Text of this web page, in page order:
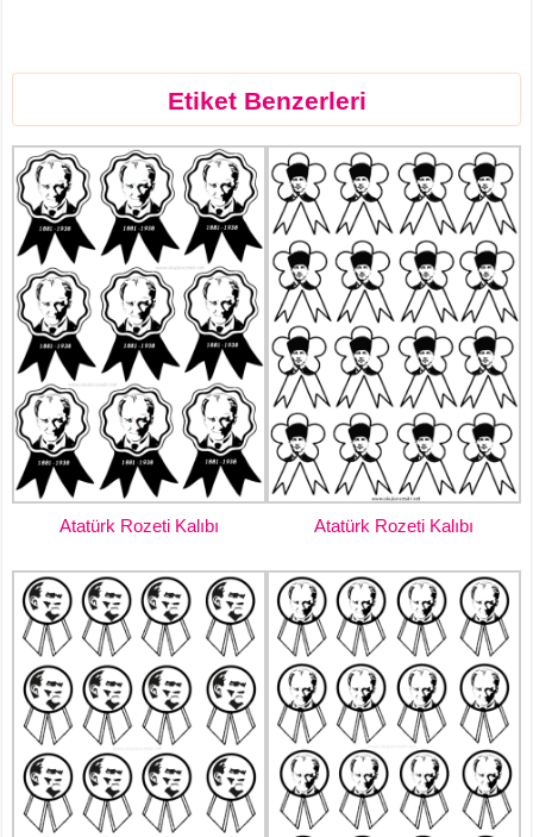
Etiket Benzerleri
Atatürk Rozeti Kalıbı Atatürk Rozeti Kalıbı